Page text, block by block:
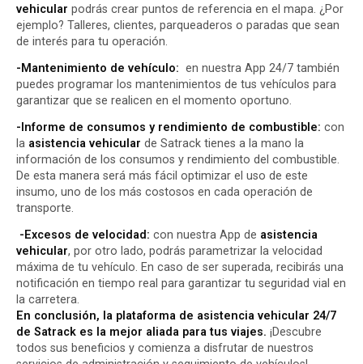
vehicular podrás crear puntos de referencia en el mapa. ¿Por
ejemplo? Talleres, clientes, parqueaderos o paradas que sean
de interés para tu operación.
-Mantenimiento de vehículo: en nuestra App 24/7 también
puedes programar los mantenimientos de tus vehículos para
garantizar que se realicen en el momento oportuno.
-Informe de consumos y rendimiento de combustible: con
la asistencia vehicular de Satrack tienes a la mano la
información de los consumos y rendimiento del combustible.
De esta manera será más fácil optimizar el uso de este
insumo, uno de los más costosos en cada operación de
transporte.
-Excesos de velocidad: con nuestra App de asistencia
vehicular, por otro lado, podrás parametrizar la velocidad
máxima de tu vehículo. En caso de ser superada, recibirás una
notificación en tiempo real para garantizar tu seguridad vial en
la carretera.
En conclusión, la plataforma de asistencia vehicular 24/7
de Satrack es la mejor aliada para tus viajes. ¡Descubre
todos sus beneficios y comienza a disfrutar de nuestros